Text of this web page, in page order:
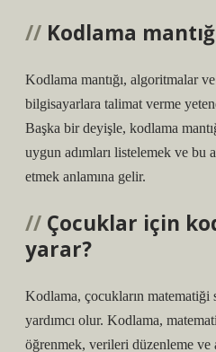
Kodlama
Kodlama mantığı, algoritmalar
bilgisayarlara talimat verme
Başka bir deyişle, kodlama
uygun adımları listelemek ve bu
etmek anlamına gelir.
Çocuklar için
yarar?
Kodlama, çocukların matematiği
yardımcı olur. Kodlama,
öğrenmek, verileri düzenleme